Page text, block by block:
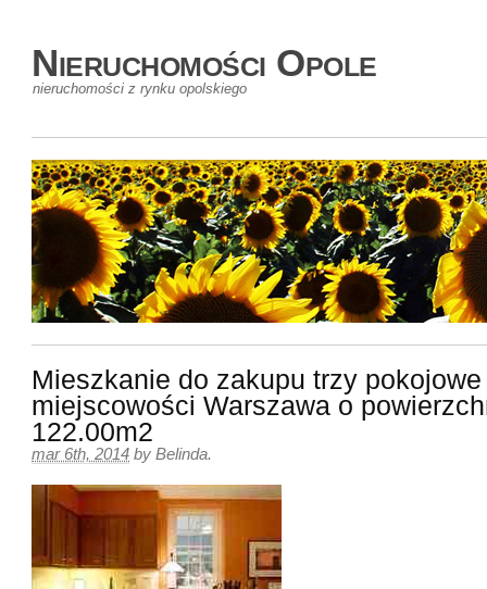
Nieruchomości Opole
nieruchomości z rynku opolskiego
Mieszkanie do zakupu trzy pokojowe
miejscowości Warszawa o
122.00m2
mar 6th, 2014 by Belinda.